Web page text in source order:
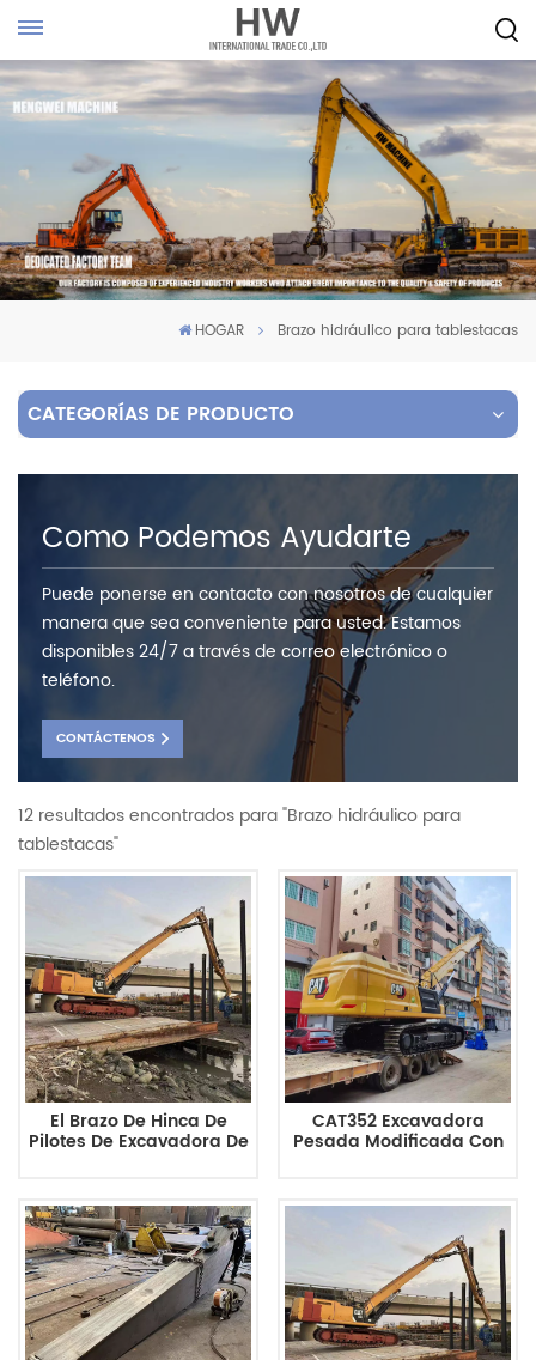
HOGAR Brazo hidráulico para tablestacas
CATEGORÍAS DE PRODUCTO
Como Podemos Ayudarte
Puede ponerse en contacto con nosotros de cualquier
manera que sea conveniente para usted. Estamos
disponibles 24/7 a través de correo electrónico o
teléfono.
CONTÁCTENOS
12 resultados encontrados para "Brazo hidráulico para
tablestacas"
El Brazo De Hinca De
Pilotes De Excavadora De
Una Profundidad De
Hinca De Pilotes Para
Cat350
CAT352 Excavadora
Pesada Modificada Con